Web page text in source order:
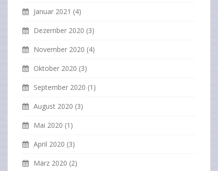
Januar 2021 (4)
Dezember 2020 (3)
November 2020 (4)
Oktober 2020 (3)
September 2020 (1)
August 2020 (3)
Mai 2020 (1)
April 2020 (3)
März 2020 (2)